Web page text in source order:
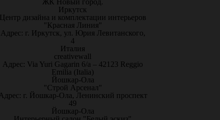
ЖК Новый город.
Иркутск
дизайна и комплектации интерьеров
"Красная Линия"
Адрес: г. Иркутск, ул. Юрия Левитанского,
4
Италия
creativewall
Адрес: Via Yuri Gagarin 6/a – 42123 Reggio
Emilia (Italia)
Йошкар-Ола
"Строй Арсенал"
г. Йошкар-Ола, Ленинский проспект
49
Йошкар-Ола